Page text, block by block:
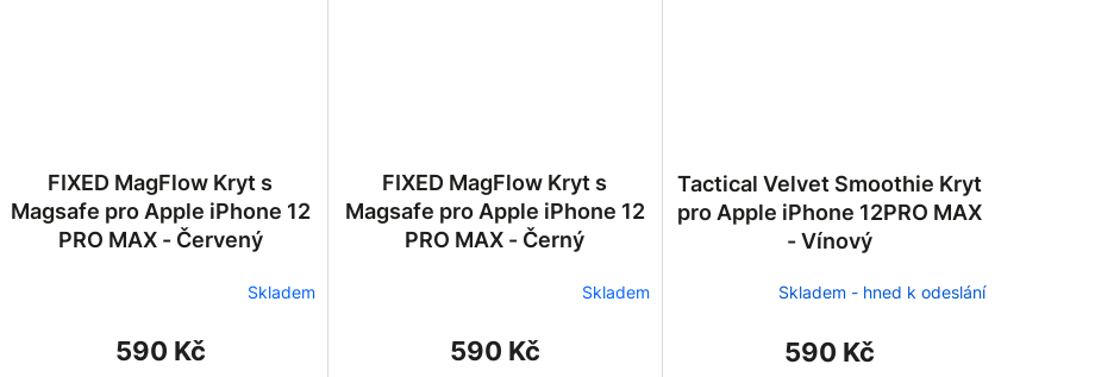
FIXED MagFlow Kryt s
Magsafe pro Apple iPhone 12
PRO MAX - Červený
Skladem
590 Kč
FIXED MagFlow Kryt s
Magsafe pro Apple iPhone 12
PRO MAX - Černý
Skladem
590 Kč
Tactical Velvet Smoothie Kryt
pro Apple iPhone 12PRO MAX
- Vínový
Skladem - hned k odeslání
590 Kč